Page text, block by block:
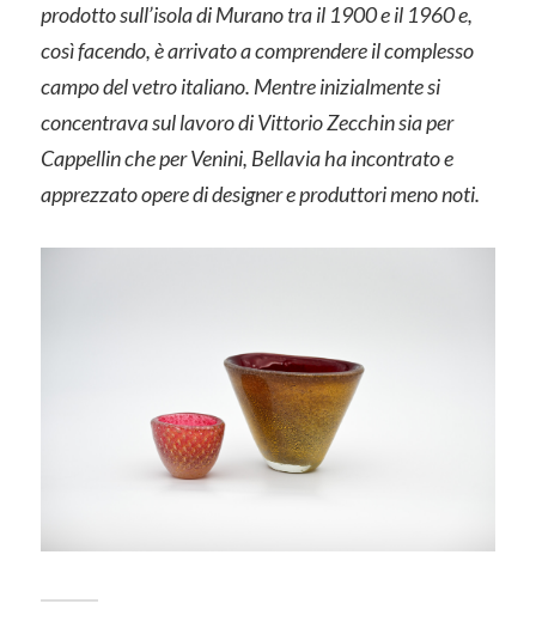
prodotto sull’isola di Murano tra il 1900 e il 1960 e,
così facendo, è arrivato a comprendere il complesso
campo del vetro italiano. Mentre inizialmente si
concentrava sul lavoro di Vittorio Zecchin sia per
Cappellin che per Venini, Bellavia ha incontrato e
apprezzato opere di designer e produttori meno noti.